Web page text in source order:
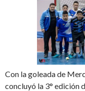
Con la goleada de
concluyó la 3° edición